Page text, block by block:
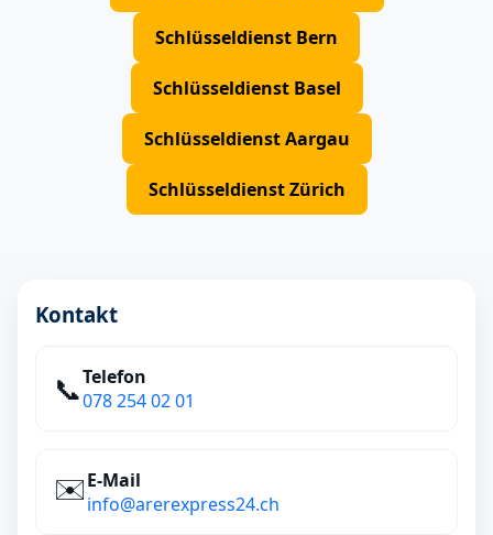
Schlüsseldienst Bern
Schlüsseldienst Basel
Schlüsseldienst Aargau
Schlüsseldienst Zürich
Kontakt
📞Telefon
078 254 02 01
✉️E‑Mail
info@arerexpress24.ch